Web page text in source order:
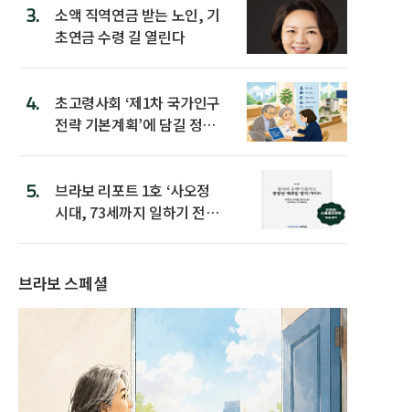
3.
소액 직역연금 받는 노인, 기
초연금 수령 길 열린다
4.
초고령사회 ‘제1차 국가인구
전략 기본계획’에 담길 정책
5.
브라보 리포트 1호 ‘사오정
시대, 73세까지 일하기 전략’
브라보 스페셜